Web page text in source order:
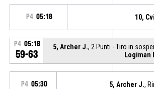
P4 05:18 10,
P4 05:18
59-63
5, Archer J., 2 Punti - Tiro in
Logiman
P4 05:30 5, Archer J.,